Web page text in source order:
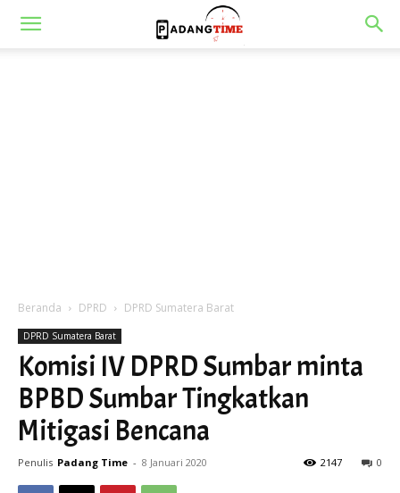
Beranda DPRD DPRD Sumatera Barat
DPRD Sumatera Barat
Komisi IV DPRD Sumbar minta
BPBD Sumbar Tingkatkan
Mitigasi Bencana
Penulis Padang Time - 8 Januari 2020 0
2147